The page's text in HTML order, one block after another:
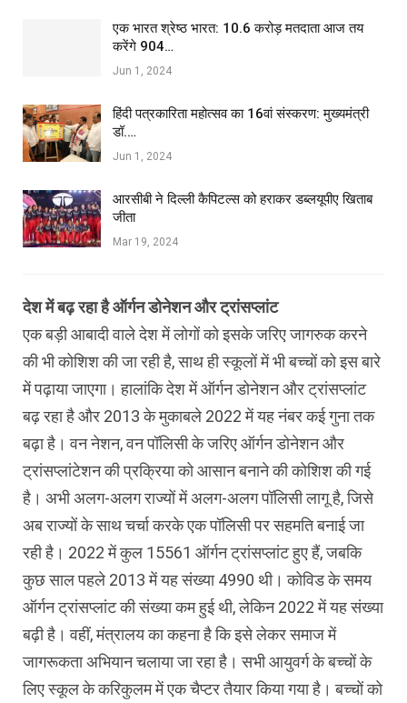
एक भारत श्रेष्ठ भारत: 10.6 करोड़ मतदाता आज तय
करेंगे 904…
Jun 1, 2024
हिंदी पत्रकारिता महोत्सव का 16वां संस्करण: मुख्यमंत्री
डॉ.…
Jun 1, 2024
आरसीबी ने दिल्ली कैपिटल्स को हराकर डब्लयूपीए खिताब
जीता
Mar 19, 2024
देश में बढ़ रहा है ऑर्गन डोनेशन और ट्रांसप्लांट
एक बड़ी आबादी वाले देश में लोगों को इसके जरिए जागरुक करने
की भी कोशिश की जा रही है, साथ ही स्कूलों में भी बच्चों को इस बारे
में पढ़ाया जाएगा। हालांकि देश में ऑर्गन डोनेशन और ट्रांसप्लांट
बढ़ रहा है और 2013 के मुकाबले 2022 में यह नंबर कई गुना तक
बढ़ा है। वन नेशन, वन पॉलिसी के जरिए ऑर्गन डोनेशन और
ट्रांसप्लांटेशन की प्रक्रिया को आसान बनाने की कोशिश की गई
है। अभी अलग-अलग राज्यों में अलग-अलग पॉलिसी लागू है, जिसे
अब राज्यों के साथ चर्चा करके एक पॉलिसी पर सहमति बनाई जा
रही है। 2022 में कुल 15561 ऑर्गन ट्रांसप्लांट हुए हैं, जबकि
कुछ साल पहले 2013 में यह संख्या 4990 थी। कोविड के समय
ऑर्गन ट्रांसप्लांट की संख्या कम हुई थी, लेकिन 2022 में यह संख्या
बढ़ी है। वहीं, मंत्रालय का कहना है कि इसे लेकर समाज में
जागरूकता अभियान चलाया जा रहा है। सभी आयुवर्ग के बच्चों के
लिए स्कूल के करिकुलम में एक चैप्टर तैयार किया गया है। बच्चों को